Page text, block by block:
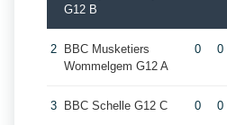
G12 B
2
BBC Musketiers
Wommelgem G12 A
0 0
3 BBC Schelle G12 C 0 0